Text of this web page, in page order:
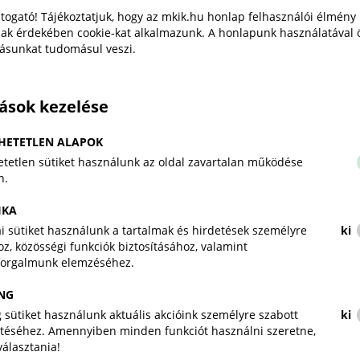
eredményeként a Demján Sándor Tőkeprogram
keretösszegét a feltételeknek teljeskörűen
megfelelő vállalkozások számához igazítják.
„Az iskolapadtól az első
munkahelyig": tehetséggondozó
programot indít a Magyar
Kereskedelmi és Iparkamara
A Kamara új társadalmi felelősségvállalási
programja, „Az iskolapadtól az első munkahelyig"
végig pályájuk legérzékenyebb szakaszán.
A magyar kkv-k munkahelyi
Tájékoztatjuk, hogy az mkik.hu honlap felhasználói élmény
érdekében cookie-kat alkalmazunk. A honlapunk használatával
tudomásul veszi.
kezelése
ALAPOK
sütiket használunk az oldal zavartalan működése
sütiket használunk a tartalmak és hirdetések személyre
közösségi funkciók biztosításához, valamint
elemzéséhez.
ki
sütiket használunk aktuális akcióink személyre szabott
Amennyiben minden funkciót használni szeretne,
ki